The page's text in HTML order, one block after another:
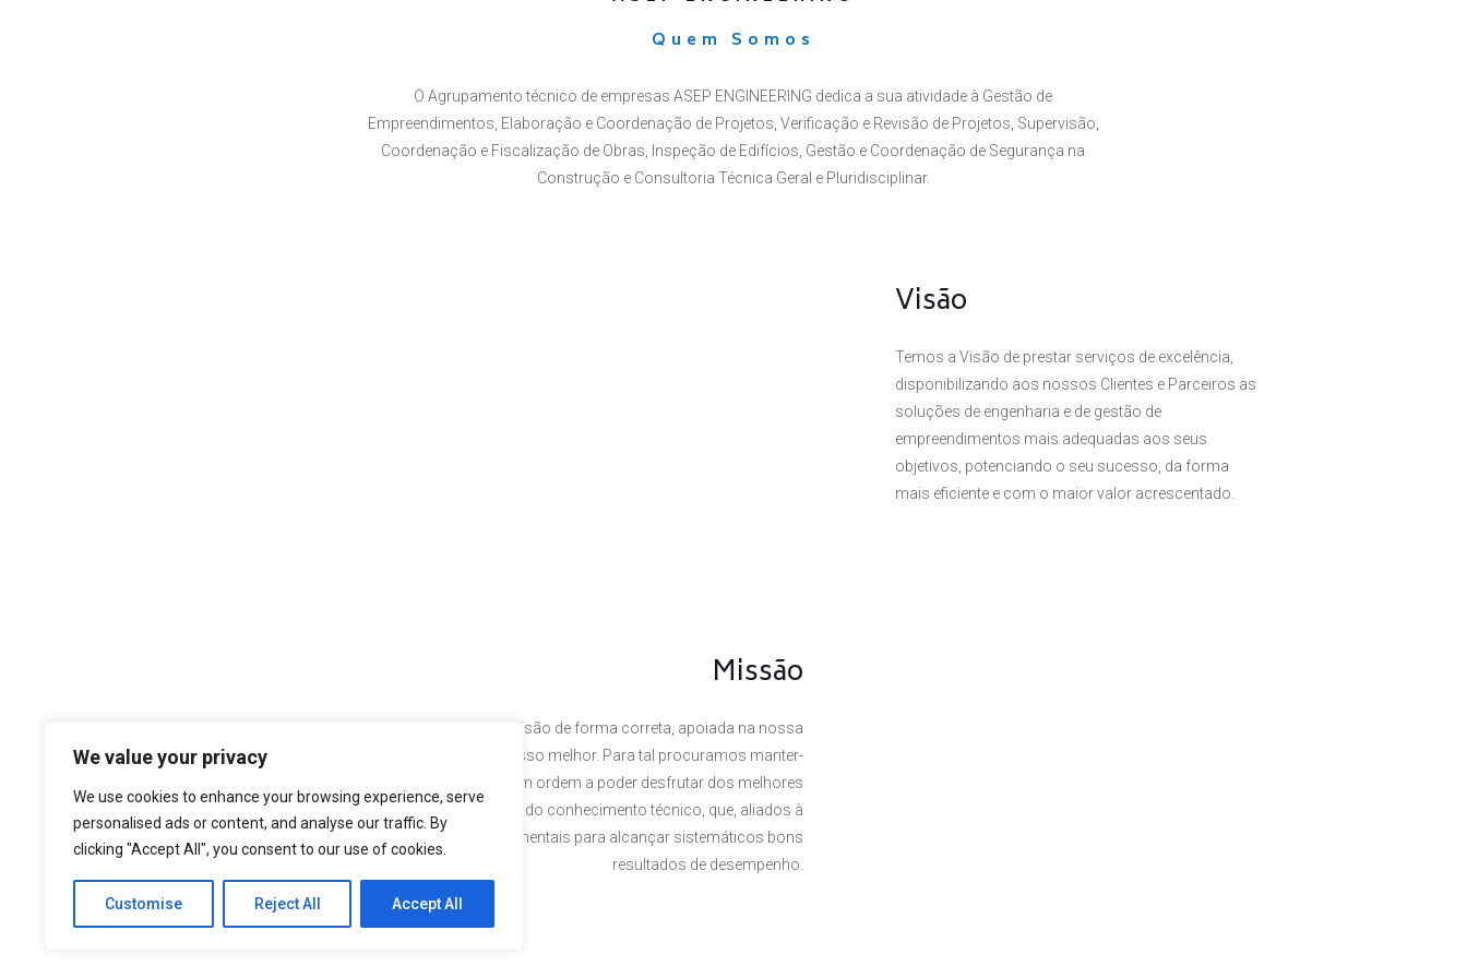
We value your privacy
We use cookies to enhance your browsing experience, serve
personalised ads or content, and analyse our traffic. By
clicking "Accept All", you consent to our use of cookies.
Customise Reject All Accept All
Quem Somos
O Agrupamento técnico de empresas ASEP ENGINEERING dedica a sua atividade à Gestão de
Empreendimentos, Elaboração e Coordenação de Projetos, Verificação e Revisão de Projetos, Supervisão,
Coordenação e Fiscalização de Obras, Inspeção de Edifícios, Gestão e Coordenação de Segurança na
Construção e Consultoria Técnica Geral e Pluridisciplinar.
Visão
Temos a Visão de prestar serviços de excelência,
disponibilizando aos nossos Clientes e Parceiros as
soluções de engenharia e de gestão de
empreendimentos mais adequadas aos seus
objetivos, potenciando o seu sucesso, da forma
mais eficiente e com o maior valor acrescentado.
Missão
Temos por Missão desempenhar a nossa visão de forma correta, apoiada na nossa
cultura organizacional, dando sempre o nosso melhor. Para tal procuramos manter-
nos atualizados face ao estado da arte, em ordem a poder desfrutar dos melhores
níveis de eficiência e de elevado domínio do conhecimento técnico, que, aliados à
nossa larga experiência são fundamentais para alcançar sistemáticos bons
resultados de desempenho.